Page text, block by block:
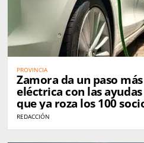
PROVINCIA
Zamora da un paso
eléctrica con las
que ya roza los 100
REDACCIÓN